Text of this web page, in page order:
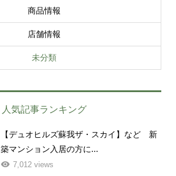
商品情報
店舗情報
未分類
人気記事ランキング
【デュオヒルズ蘇我ザ・スカイ】など 新
築マンション入居の方に...
7,012 views